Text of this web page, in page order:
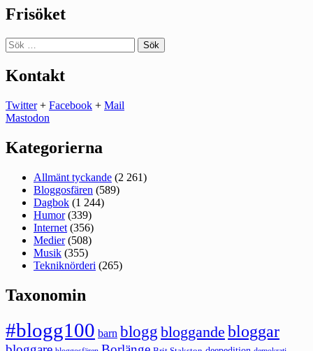
Frisöket
Sök
efter:
Kontakt
Twitter+ Facebook + Mail
Mastodon
Kategorierna
Allmänt tyckande (2 261)
Bloggosfären (589)
Dagbok (1 244)
Humor(339)
Internet (356)
Medier(508)
Musik (355)
Tekniknörderi (265)
Taxonomin
#blogg100 barn blogg bloggande bloggar